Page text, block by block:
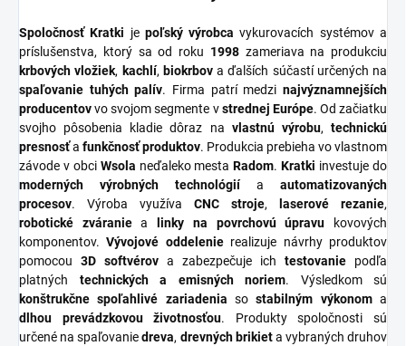
Spoločnosť Kratki je poľský výrobca vykurovacích systémov a
príslušenstva, ktorý sa od roku 1998zameriava na produkciu
krbových vložiek, kachlí, biokrbova ďalších súčastí určených na
spaľovanie tuhých palív. Firma patrí medzinajvýznamnejších
producentovvo svojom segmente vstrednej Európe. Od začiatku
svojho pôsobenia kladie dôraz na vlastnú výrobu,technickú
presnosťa funkčnosť produktov. Produkcia prebieha vo vlastnom
závode v obci Wsola neďaleko mestaRadom.Kratki investuje do
moderných výrobných technológiía automatizovaných
procesov. Výroba využíva CNC stroje, laserové rezanie,
robotické zváraniea linky na povrchovú úpravu kovových
komponentov.Vývojové oddelenierealizuje návrhy produktov
pomocou 3D softvérov a zabezpečuje ich testovanie podľa
platných technických a emisných noriem. Výsledkom sú
konštrukčne spoľahlivé zariadenia sostabilným výkonoma
dlhou prevádzkovou životnosťou. Produkty spoločnosti sú
určené na spaľovaniedreva, drevných brikieta vybraných druhov